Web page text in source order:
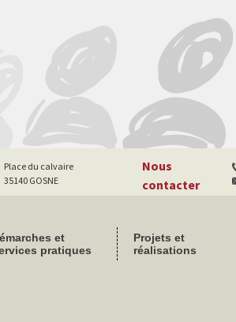
Place du calvaire
35140 GOSNE
Nous
contacter
et
pratiques
Projets et
réalisations